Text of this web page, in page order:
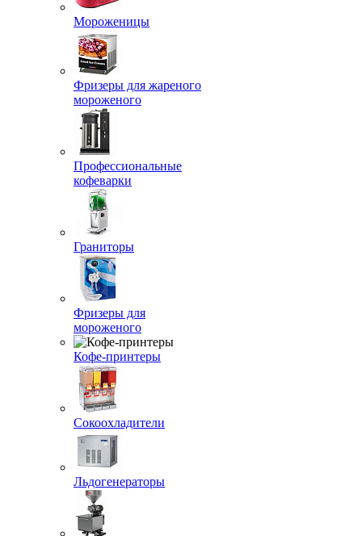
Мороженицы
Фризеры для жареного
мороженого
Профессиональные
кофеварки
Граниторы
Фризеры для
мороженого
Кофе-принтеры
Сокоохладители
Льдогенераторы